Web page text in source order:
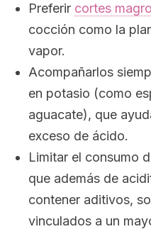
Preferir cortes
cocción como la
vapor.
Acompañarlos
en potasio (como
aguacate), que
exceso de ácido.
Limitar el consumo
que además de
contener aditivos,
vinculados a un